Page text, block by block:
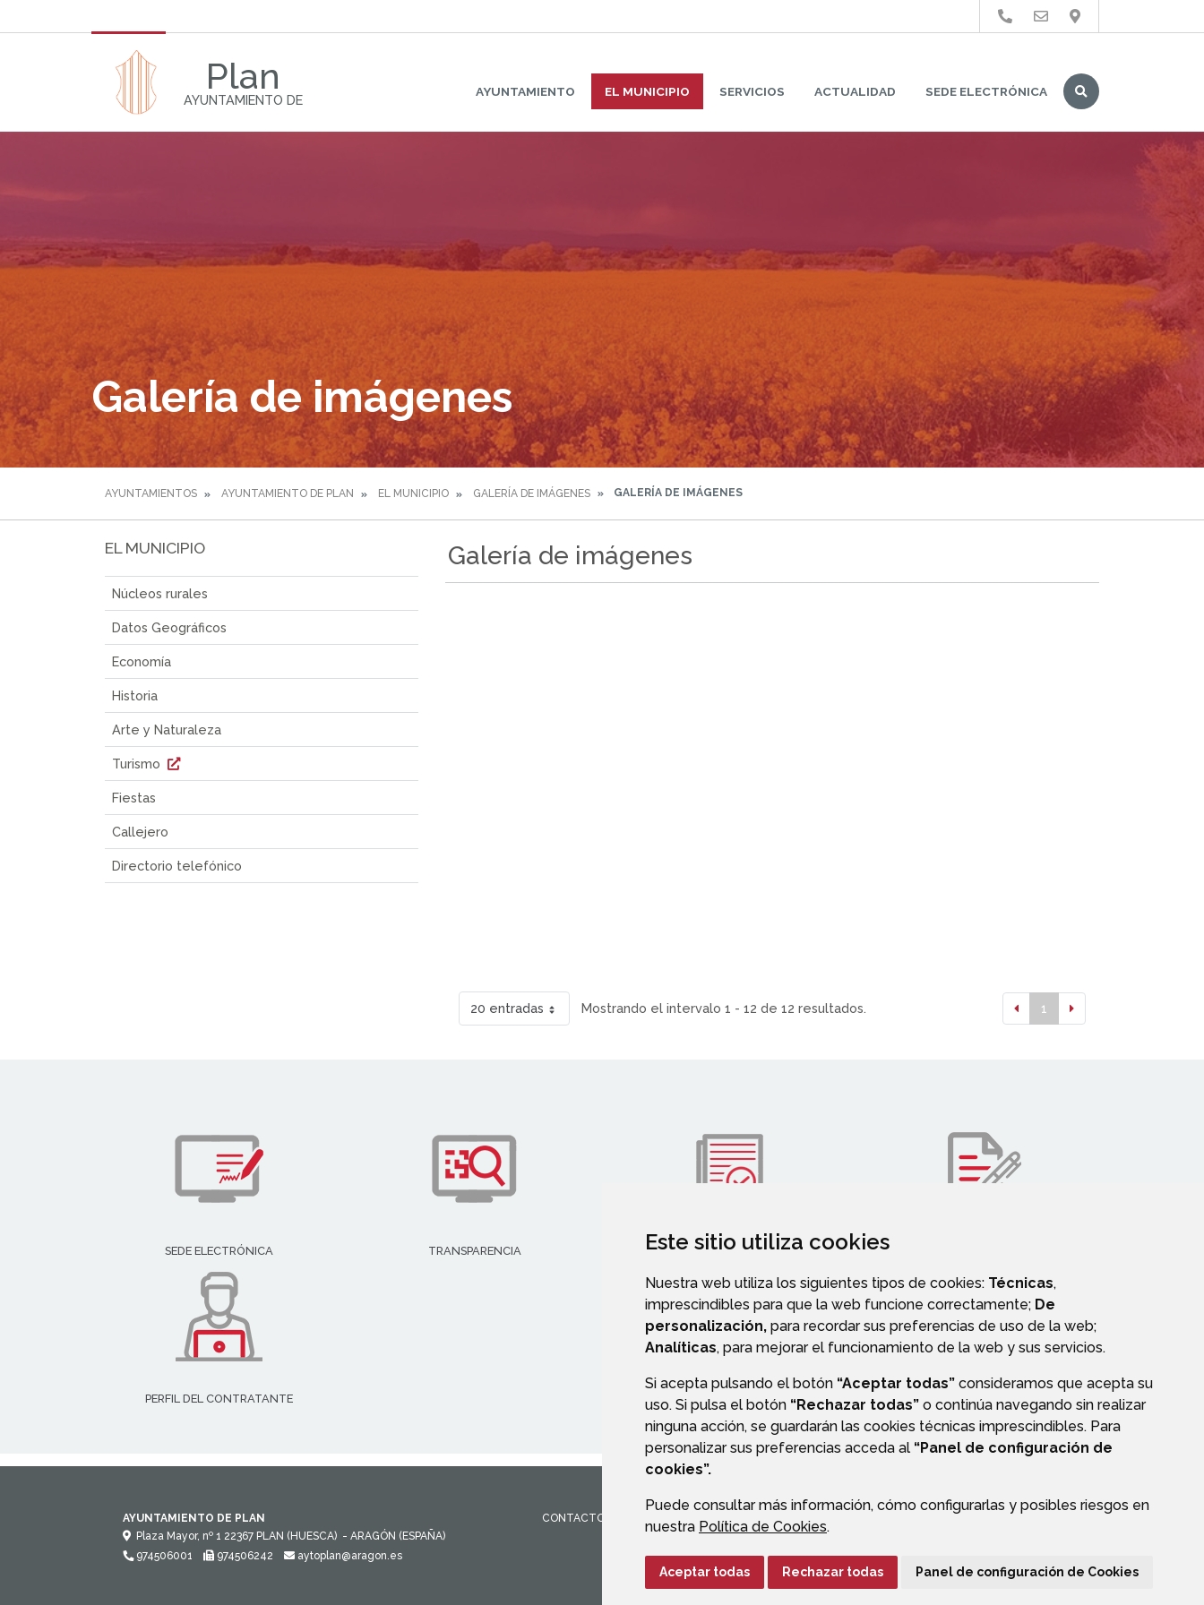
Este sitio utiliza cookies
Nuestra web utiliza los siguientes tipos de cookies: Técnicas,
imprescindibles para que la web funcione correctamente; De
personalización, para recordar sus preferencias de uso de la web;
Analíticas, para mejorar el funcionamiento de la web y sus servicios.
Si acepta pulsando el botón “Aceptar todas” consideramos que acepta su
uso. Si pulsa el botón “Rechazar todas” o continúa navegando sin realizar
ninguna acción, se guardarán las cookies técnicas imprescindibles. Para
personalizar sus preferencias acceda al “Panel de configuración de
cookies”.
Puede consultar más información, cómo configurarlas y posibles riesgos en
nuestra Política de Cookies.
Aceptar todas Rechazar todas Panel de configuración de Cookies
Plan
AYUNTAMIENTO DE
AYUNTAMIENTO EL MUNICIPIO SERVICIOS ACTUALIDAD SEDE ELECTRÓNICA
Buscar
Galería de imágenes
AYUNTAMIENTOS AYUNTAMIENTO DE PLAN EL MUNICIPIO GALERÍA DE IMÁGENES GALERÍA DE IMÁGENES
EL MUNICIPIO
Núcleos rurales
Datos Geográficos
Economía
Historia
Arte y Naturaleza
Turismo
Fiestas
Callejero
Directorio telefónico
Galería de imágenes
20 entradas Mostrando el intervalo 1 - 12 de 12 resultados. 1
SEDE ELECTRÓNICA TRANSPARENCIA VALIDACIÓN DE DOCUMENTOS
PERFIL DEL CONTRATANTE
AYUNTAMIENTO DE PLAN
Plaza Mayor, nº 1 22367 PLAN (HUESCA) - ARAGÓN (ESPAÑA)
974506001
974506242 aytoplan@aragon.es
CONTACTO ACCESIBILIDAD POLÍTICA DE COOKIES